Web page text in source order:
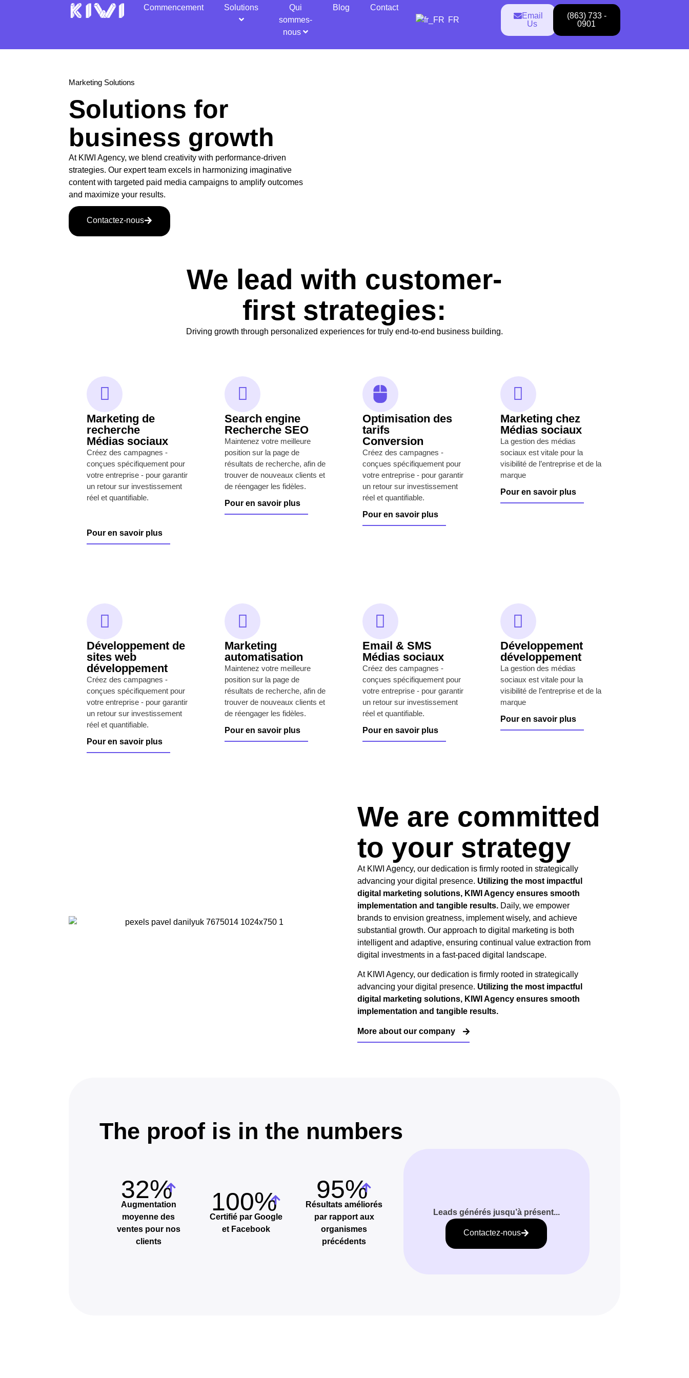
Commencement Solutions
Qui
sommes-
nous
Blog
Contact
FR
Email
Us
(863) 733 -
0901
Marketing Solutions
Solutions for
business growth
At KIWI Agency, we blend creativity with performance-driven
strategies. Our expert team excels in harmonizing imaginative
content with targeted paid media campaigns to amplify outcomes
and maximize your results.
Contactez-nous
We lead with customer-
first strategies:
Driving growth through personalized experiences for truly end-to-end business building.
Marketing de
recherche
Médias sociaux
Créez des campagnes -
conçues spécifiquement pour
votre entreprise - pour garantir
un retour sur investissement
réel et quantifiable.
Pour en savoir plus
Search engine
Recherche SEO
Maintenez votre meilleure
position sur la page de
résultats de recherche, afin de
trouver de nouveaux clients et
de réengager les fidèles.
Pour en savoir plus
Optimisation des
tarifs
Conversion
Créez des campagnes -
conçues spécifiquement pour
votre entreprise - pour garantir
un retour sur investissement
réel et quantifiable.
Pour en savoir plus
Marketing chez
Médias sociaux
La gestion des médias
sociaux est vitale pour la
visibilité de l’entreprise et de la
marque
Pour en savoir plus
Développement de
sites web
développement
Créez des campagnes -
conçues spécifiquement pour
votre entreprise - pour garantir
un retour sur investissement
réel et quantifiable.
Pour en savoir plus
Marketing
automatisation
Maintenez votre meilleure
position sur la page de
résultats de recherche, afin de
trouver de nouveaux clients et
de réengager les fidèles.
Pour en savoir plus
Email & SMS
Médias sociaux
Créez des campagnes -
conçues spécifiquement pour
votre entreprise - pour garantir
un retour sur investissement
réel et quantifiable.
Pour en savoir plus
Développement
développement
La gestion des médias
sociaux est vitale pour la
visibilité de l’entreprise et de la
marque
Pour en savoir plus
We are committed
to your strategy
At KIWI Agency, our dedication is firmly rooted in strategically
advancing your digital presence. Utilizing the most impactful
digital marketing solutions, KIWI Agency ensures smooth
implementation and tangible results. Daily, we empower
brands to envision greatness, implement wisely, and achieve
substantial growth. Our approach to digital marketing is both
intelligent and adaptive, ensuring continual value extraction from
digital investments in a fast-paced digital landscape.
At KIWI Agency, our dedication is firmly rooted in strategically
advancing your digital presence. Utilizing the most impactful
digital marketing solutions, KIWI Agency ensures smooth
implementation and tangible results.
More about our company
The proof is in the numbers
32%
Augmentation
moyenne des
ventes pour nos
clients
100%
Certifié par Google
et Facebook
95%
Résultats améliorés
par rapport aux
organismes
précédents
Leads générés jusqu’à présent...
Contactez-nous